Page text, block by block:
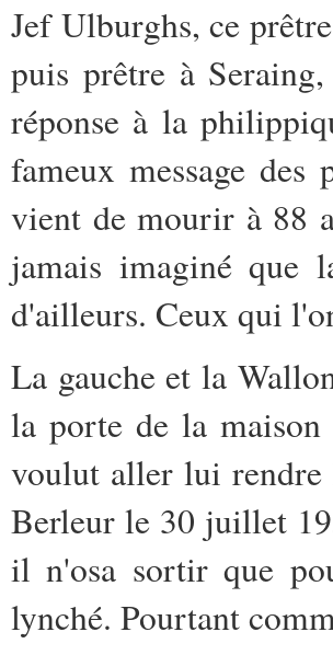
Jef Ulburghs, ce
puis prêtre à
réponse à la
fameux message
vient de mourir à 88
jamais imaginé que
d'ailleurs. Ceux qui
La gauche et la
la porte de la
voulut aller lui rendre
Berleur le 30 juillet
il n'osa sortir que
lynché. Pourtant